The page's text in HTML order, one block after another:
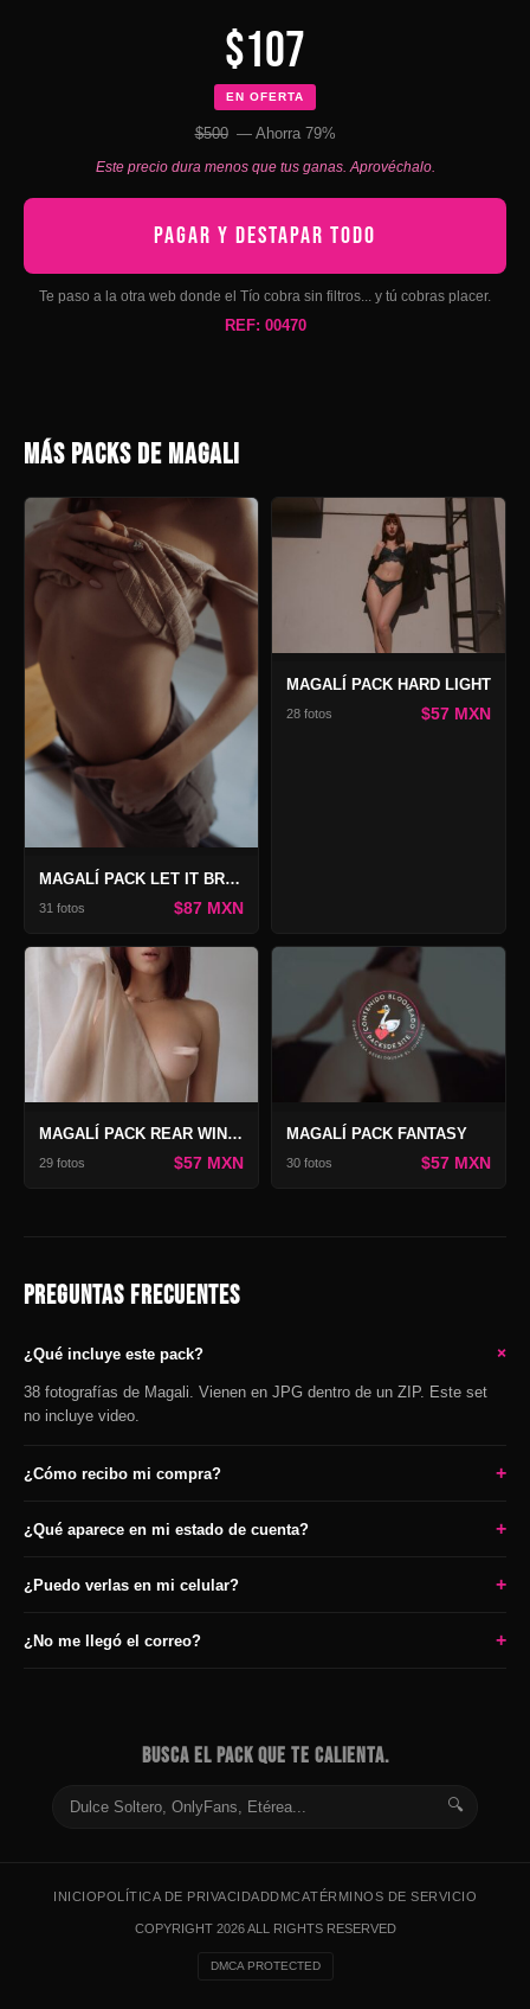
$107
EN OFERTA
$500 — Ahorra 79%
Este precio dura menos que tus ganas. Aprovéchalo.
PAGAR Y DESTAPAR TODO
Te paso a la otra web donde el Tío cobra sin filtros... y tú cobras placer.
REF: 00470
MÁS PACKS DE MAGALI
MAGALÍ PACK LET IT BREATHE
31 fotos $87 MXN
MAGALÍ PACK HARD LIGHT
28 fotos $57 MXN
MAGALÍ PACK REAR WINDOW
29 fotos $57 MXN
MAGALÍ PACK FANTASY
30 fotos $57 MXN
PREGUNTAS FRECUENTES
¿Qué incluye este pack? +
38 fotografías de Magali. Vienen en JPG dentro de un ZIP. Este set
no incluye video.
¿Cómo recibo mi compra? +
¿Qué aparece en mi estado de cuenta? +
¿Puedo verlas en mi celular? +
¿No me llegó el correo? +
BUSCA EL PACK QUE TE CALIENTA.
🔍
INICIO POLÍTICA DE PRIVACIDADDMCATÉRMINOS DE SERVICIO
COPYRIGHT 2026 ALL RIGHTS RESERVED
DMCA PROTECTED